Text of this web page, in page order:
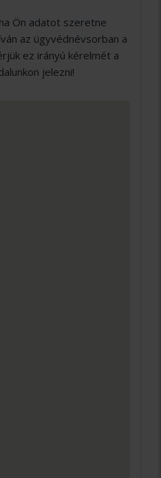
Ön adatot szeretne
az ügyvédnévsorban a
ez irányú kérelmét a
jelezni!